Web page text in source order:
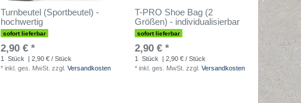
Turnbeutel (Sportbeutel) -
hochwertig
sofort lieferbar
2,90 € *
1 Stück
| 2,90 € / Stück
* inkl. ges. MwSt. zzgl. Versandkosten
T-PRO Shoe Bag (2
Größen) - individualisierbar
sofort lieferbar
2,90 € *
1 Stück
| 2,90 € / Stück
* inkl. ges. MwSt. zzgl. Versandkosten